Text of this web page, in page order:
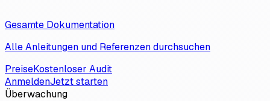
Gesamte Dokumentation
Alle Anleitungen und Referenzen durchsuchen
PreiseKostenloser Audit
AnmeldenJetzt starten
Überwachung